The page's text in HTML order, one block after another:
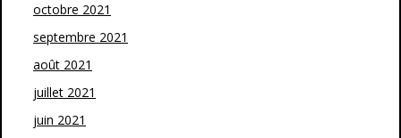
octobre 2021
septembre 2021
août 2021
juillet 2021
juin 2021